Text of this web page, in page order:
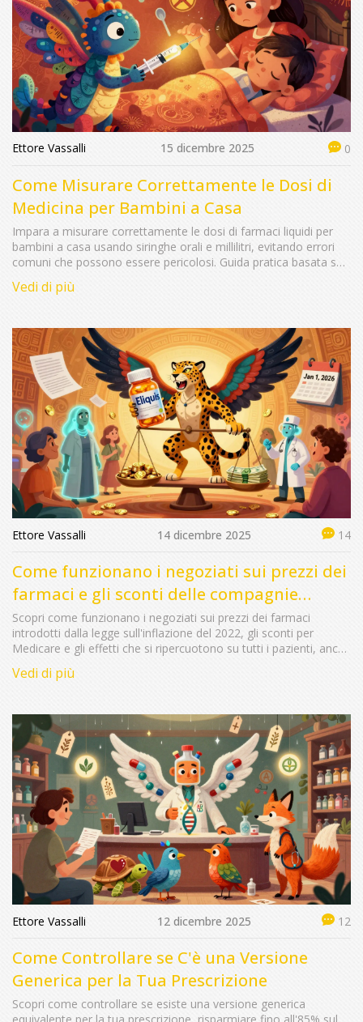
Ettore Vassalli 15 dicembre 2025 0
Come Misurare Correttamente le Dosi di
Medicina per Bambini a Casa
Impara a misurare correttamente le dosi di farmaci liquidi per
bambini a casa usando siringhe orali e millilitri, evitando errori
comuni che possono essere pericolosi. Guida pratica basata su
Vedi di più
Ettore Vassalli 14 dicembre 2025 14
Come funzionano i negoziati sui prezzi dei
farmaci e gli sconti delle compagnie
assicurative
Scopri come funzionano i negoziati sui prezzi dei farmaci
introdotti dalla legge sull'inflazione del 2022, gli sconti per
Medicare e gli effetti che si ripercuotono su tutti i pazienti, anche
Vedi di più
Ettore Vassalli 12 dicembre 2025 12
Come Controllare se C'è una Versione
Generica per la Tua Prescrizione
Scopri come controllare se esiste una versione generica